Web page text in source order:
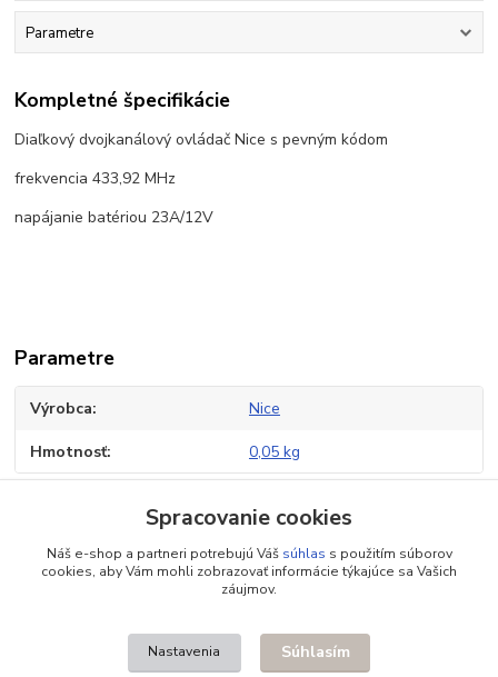
Parametre
Kompletné špecifikácie
Diaľkový dvojkanálový ovládač Nice s pevným kódom
frekvencia 433,92 MHz
napájanie batériou 23A/12V
Parametre
Výrobca Nice
Hmotnosť 0,05 kg
Tovar zaradený v kategóriách
Ovládanie
Spracovanie cookies
Náš e-shop a partneri potrebujú Váš súhlas s použitím súborov
cookies, aby Vám mohli zobrazovať informácie týkajúce sa Vašich
záujmov.
Nastavenia Súhlasím